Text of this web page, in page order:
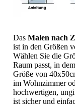
Das Malen nach
ist in den Größen
Wählen Sie die
Raum passt, in
Größe von
im Wohnzimmer
hochwertigen,
ist sicher und